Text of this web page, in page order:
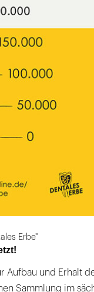
Erbe"
Aufbau und Erhalt
Sammlung im